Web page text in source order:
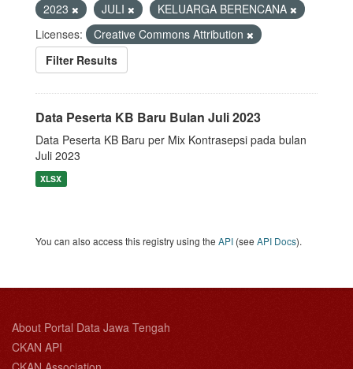
2023
JULI
KELUARGA BERENCANA
Licenses:
Creative Commons Attribution
Filter Results
Data Peserta KB Baru Bulan Juli 2023
Data Peserta KB Baru per Mix Kontrasepsi pada bulan
Juli 2023
XLSX
You can also access this registry using the API (see API Docs).
About Portal Data Jawa Tengah
CKAN API